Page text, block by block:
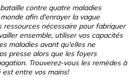
contre quatre maladies
afin d'enrayer la vague
nécessaire pour fabriquer
ensemble, utiliser vos capacités
maladies avant qu'elles ne
presse alors que les foyers
Trouverez-vous les remèdes à
entre vos mains!